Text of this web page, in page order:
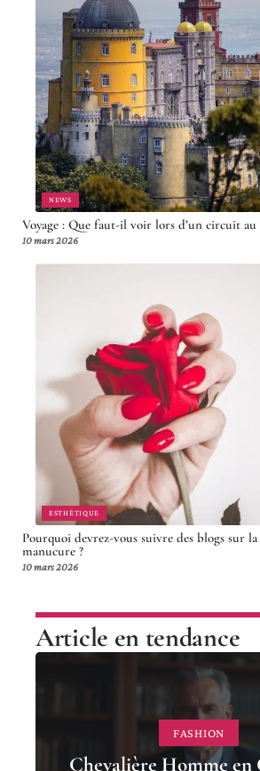
NEWS
Voyage : Que faut-il voir lors d’un circuit au
10 mars 2026
ESTHÉTIQUE
Pourquoi devrez-vous suivre des blogs sur
manucure ?
10 mars 2026
Article en tendance
FASHION
Chevalière Homme en